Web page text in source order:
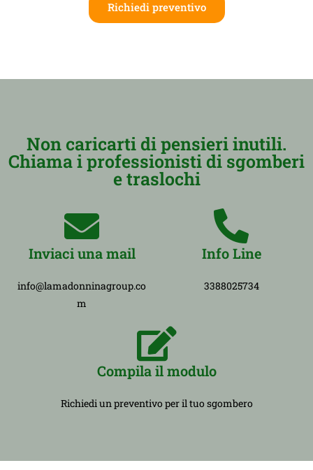
Richiedi preventivo
Non caricarti di pensieri inutili.
Chiama i professionisti di sgomberi
e traslochi
Inviaci una mail
info@lamadonninagroup.co
m
Info Line
3388025734
Compila il modulo
Richiedi un preventivo per il tuo sgombero